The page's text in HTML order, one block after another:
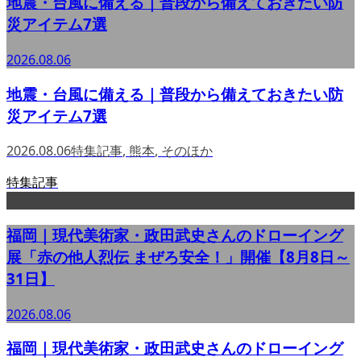
災アイテム7選
2026.08.06
地震・台風に備える｜普段から備えておきたい防
災アイテム7選
2026.08.06特集記事, 熊本, そのほか
特集記事
福岡｜現代美術家・政田武史さんのドローイング
展「赤の他人烈伝 まぜろ安全！」開催【8月8日～
31日】
2026.08.06
福岡｜現代美術家・政田武史さんのドローイング